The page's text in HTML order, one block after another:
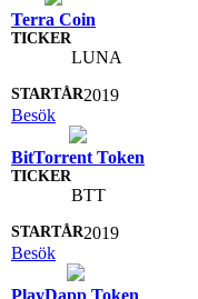
Terra Coin
LUNA
2019
Besök
BitTorrent Token
BTT
2019
Besök
PlayDapp Token